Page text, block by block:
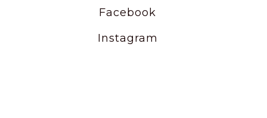
Facebook
Instagram